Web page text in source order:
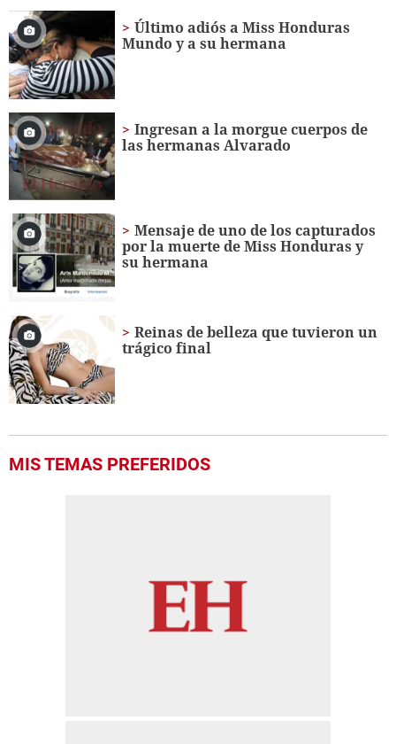
minute,
14
seconds
Último adiós a Miss Honduras
Mundo y a su hermana
Ingresan a la morgue cuerpos de
las hermanas Alvarado
Mensaje de uno de los capturados
por la muerte de Miss Honduras y
su hermana
Reinas de belleza que tuvieron un
trágico final
MIS TEMAS PREFERIDOS